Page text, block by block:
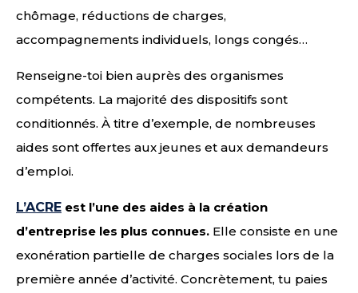
chômage, réductions de charges,
accompagnements individuels, longs congés…
Renseigne-toi bien auprès des organismes
compétents. La majorité des dispositifs sont
conditionnés. À titre d’exemple, de nombreuses
aides sont offertes aux jeunes et aux demandeurs
d’emploi.
L’ACRE est l’une des aides à la création
d’entreprise les plus connues. Elle consiste en une
exonération partielle de charges sociales lors de la
première année d’activité. Concrètement, tu paies